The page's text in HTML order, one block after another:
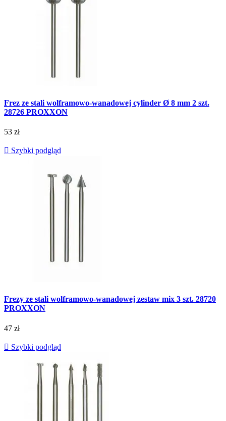
Frez ze stali wolframowo-wanadowej cylinder Ø 8 mm 2 szt.
28726 PROXXON
53 zł
 Szybki podgląd
Frezy ze stali wolframowo-wanadowej zestaw mix 3 szt. 28720
PROXXON
47 zł
 Szybki podgląd